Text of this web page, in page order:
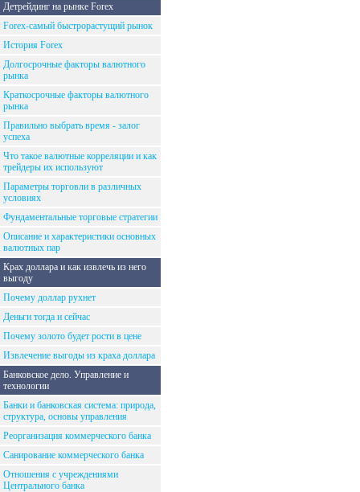
Детрейдинг на рынке Forex
Forex-самый быстрорастущий рынок
История Forex
Долгосрочные факторы валютного
рынка
Краткосрочные факторы валютного
рынка
Правильно выбрать время - залог
успеха
Что такое валютные корреляции и как
трейдеры их используют
Параметры торговли в различных
условиях
Фундаментальные торговые стратегии
Описание и характеристики основных
валютных пар
Крах доллара и как извлечь из него
выгоду
Почему доллар рухнет
Деньги тогда и сейчас
Почему золото будет рости в цене
Извлечение выгоды из краха доллара
Банковское дело. Управление и
технологии
Банки и банковская система: природа,
структура, основы управления
Реорганизация коммерческого банка
Санирование коммерческого банка
Отношения с учреждениями
Центрального банка